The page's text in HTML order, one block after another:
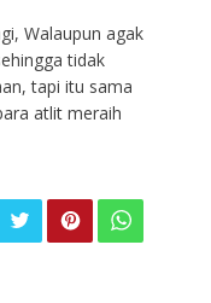
Walaupun agak
tidak
tapi itu sama
atlit meraih